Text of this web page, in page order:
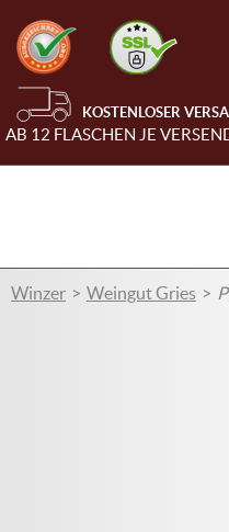
KOSTENLOSER
AB 12 FLASCHEN JE
Winzer Weingut Gries